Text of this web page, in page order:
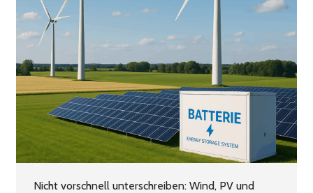
Nicht vorschnell unterschreiben: Wind, PV und